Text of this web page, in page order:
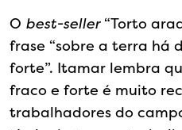
O best-seller“Torto
frase “sobre a terra há
forte”. Itamar lembra
fraco e forte é muito
trabalhadores do